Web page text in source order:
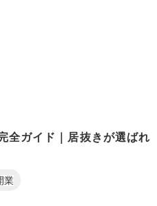
全ガイド｜居抜きが選ばれ
業